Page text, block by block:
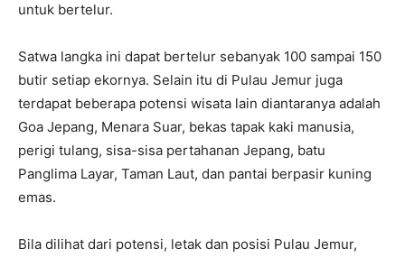
untuk bertelur.
Satwa langka ini dapat bertelur sebanyak 100 sampai 150
butir setiap ekornya. Selain itu di Pulau Jemur juga
terdapat beberapa potensi wisata lain diantaranya adalah
Goa Jepang, Menara Suar, bekas tapak kaki manusia,
perigi tulang, sisa-sisa pertahanan Jepang, batu
Panglima Layar, Taman Laut, dan pantai berpasir kuning
emas.
Bila dilihat dari potensi, letak dan posisi Pulau Jemur,